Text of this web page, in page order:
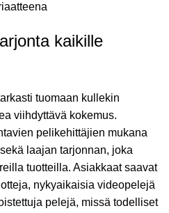
kaikille
tuomaan kullekin
viihdyttävä kokemus.
pelikehittäjien mukana
laajan tarjonnan, joka
tuotteilla. Asiakkaat saavat
nykyaikaisia videopelejä
pelejä, missä todelliset